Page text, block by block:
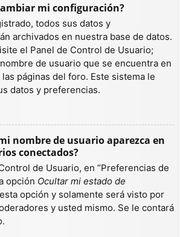
mi configuración?
todos sus datos y
archivados en nuestra base de datos.
el Panel de Control de Usuario;
de usuario que se encuentra en
páginas del foro. Este sistema le
datos y preferencias.
nombre de usuario aparezca en
conectados?
de Usuario, en “Preferencias de
opción Ocultar mi estado de
opción y solamente será visto por
y usted mismo. Se le contará